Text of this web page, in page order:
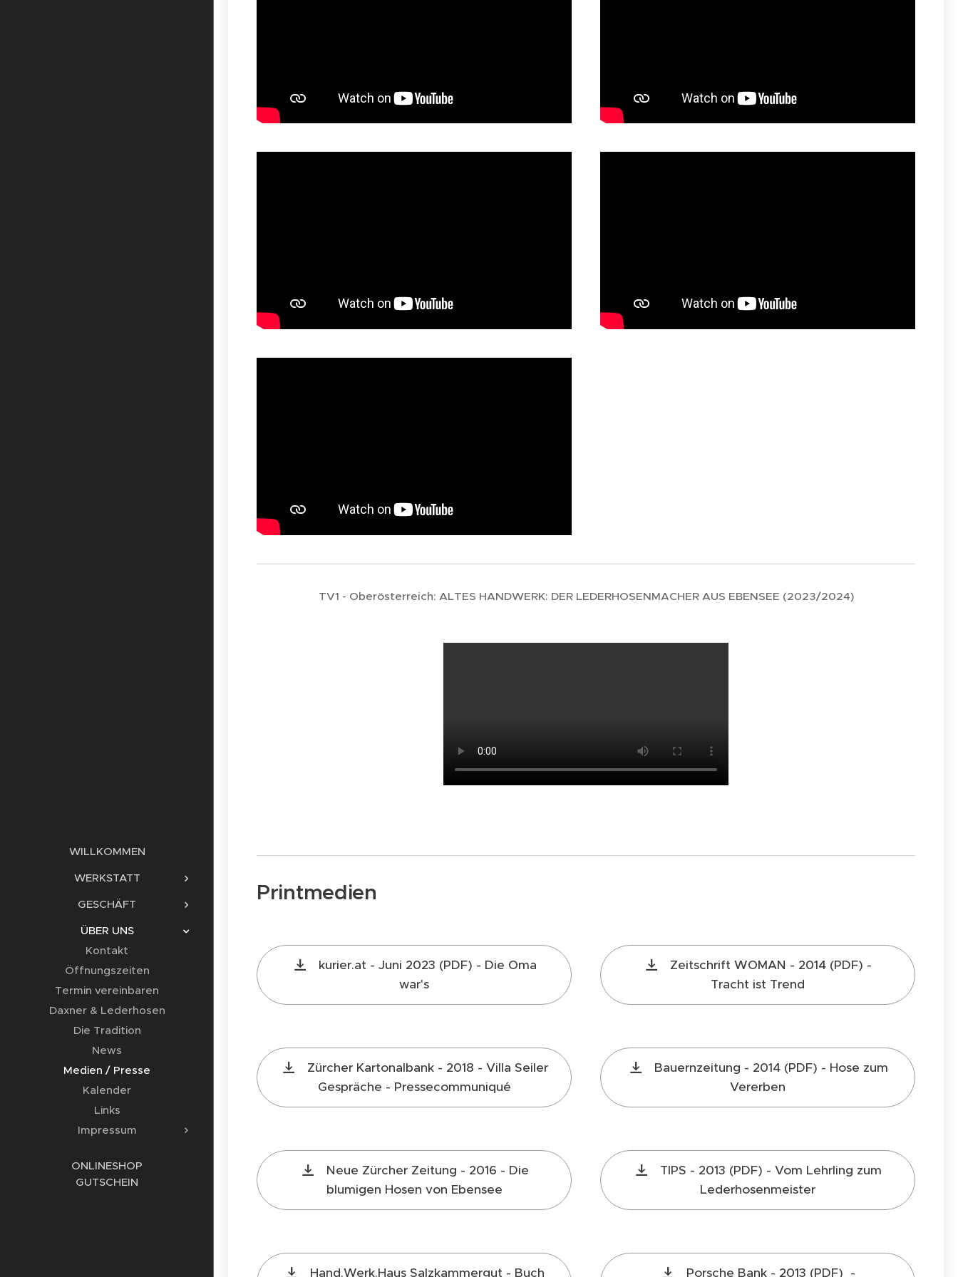
WILLKOMMEN
WERKSTATT
GESCHÄFT
ÜBER UNS
Kontakt
Öffnungszeiten
Termin vereinbaren
Daxner & Lederhosen
Die Tradition
News
Medien / Presse
Kalender
Links
Impressum
ONLINESHOP
GUTSCHEIN
TV1 - Oberösterreich: ALTES HANDWERK: DER LEDERHOSENMACHER AUS EBENSEE (2023/2024)
Printmedien
kurier.at - Juni 2023 (PDF) - Die Oma
war's
Zürcher Kartonalbank - 2018 - Villa Seiler
Gespräche - Pressecommuniqué
Neue Zürcher Zeitung - 2016 - Die
blumigen Hosen von Ebensee
Hand.Werk.Haus Salzkammergut - Buch
Zeitschrift WOMAN - 2014 (PDF) -
Tracht ist Trend
Bauernzeitung - 2014 (PDF) - Hose zum
Vererben
TIPS - 2013 (PDF) - Vom Lehrling zum
Lederhosenmeister
Porsche Bank - 2013 (PDF) -